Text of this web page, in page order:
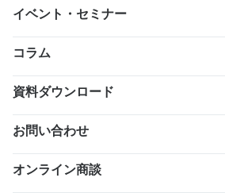
イベント・セミナー
コラム
資料ダウンロード
お問い合わせ
オンライン商談